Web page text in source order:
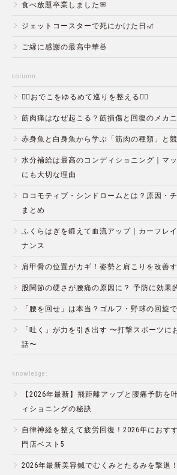
食べ放題卒業しました🌸
ジェットコースターで死にかけた日🎢
ご縁に感謝の最高中華🍜
column:
💆‍♀️おでこをゆるめて巡りを整える💆‍♂️
筋肉痛はなぜ起こる？筋損傷と回復のメカ
赤身魚と白身魚から学ぶ「筋肉の種類」と
水分補給は最高のコンディショニング｜マ
にも大切な理由
ロコモティブ・シンドロームとは？原因・
まとめ
ふくらはぎを鍛えて血流アップ｜カーフレ
ナンス
肩甲骨の位置がカギ！姿勢と肩こりを改善
股関節の硬さが腰痛の原因に？ 予防に効果
「腰を回せ」は本当？ゴルフ・野球の回旋
「吐く」が力を引き出す 〜打撃スポーツに
話〜
knowledge:
【2026年最新】飛距離アップと腰痛予防を
ィショニングの秘訣
自律神経を整えて疲労回復！2026年におす
門店ベスト5
2026年最新美容鍼でむくみとたるみを撃退